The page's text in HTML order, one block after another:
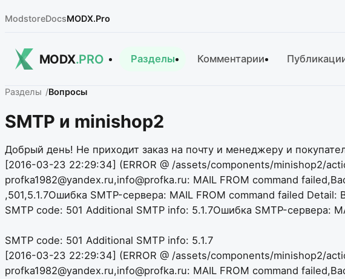
ModstoreDocsMODX.Pro
MODX.PRO Разделы Комментарии
Разделы Вопросы
SMTP и minishop2
Добрый день! Не приходит заказ на почту и менеджеру и
[2016-03-23 22:29:34] (ERROR @ /assets/components/minishop2/
profka1982@yandex.ru,info@profka.ru: MAIL FROM command
,501,5.1.7Ошибка SMTP-сервера: MAIL FROM command failed Detail:
SMTP code: 501 Additional SMTP info: 5.1.7Ошибка SMTP-сервера:
SMTP code: 501 Additional SMTP info: 5.1.7
[2016-03-23 22:29:34] (ERROR @ /assets/components/minishop2/
profka1982@yandex.ru,info@profka.ru: MAIL FROM command